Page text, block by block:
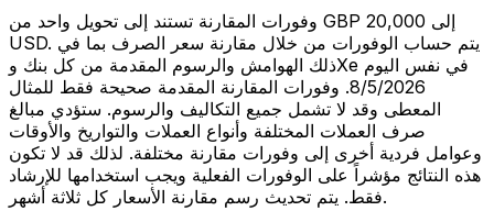
وفورات المقارنة تستند إلى تحويل واحد من GBP 20,000 إلى
USD. يتم حساب الوفورات من خلال مقارنة سعر الصرف بما في
ذلك الهوامش والرسوم المقدمة من كل بنك وXe في نفس اليوم
8/5/2026. وفورات المقارنة المقدمة صحيحة فقط للمثال
المعطى وقد لا تشمل جميع التكاليف والرسوم. ستؤدي مبالغ
صرف العملات المختلفة وأنواع العملات والتواريخ والأوقات
وعوامل فردية أخرى إلى وفورات مقارنة مختلفة. لذلك قد لا تكون
هذه النتائج مؤشراً على الوفورات الفعلية ويجب استخدامها للإرشاد
فقط. يتم تحديث رسم مقارنة الأسعار كل ثلاثة أشهر.